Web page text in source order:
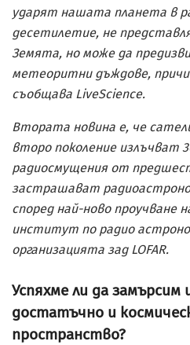
ударят нашата планета в
десетилетие, не
Земята, но може да
метеоритни дъждове,
съобщава LiveScience.
Втората новина е, че
второ поколение излъчват
радиосмущения от
застрашават
според най-ново проучване
институт по радио
организацията зад LOFAR.
Успяхме ли да замърсим
достатъчно и
пространство?